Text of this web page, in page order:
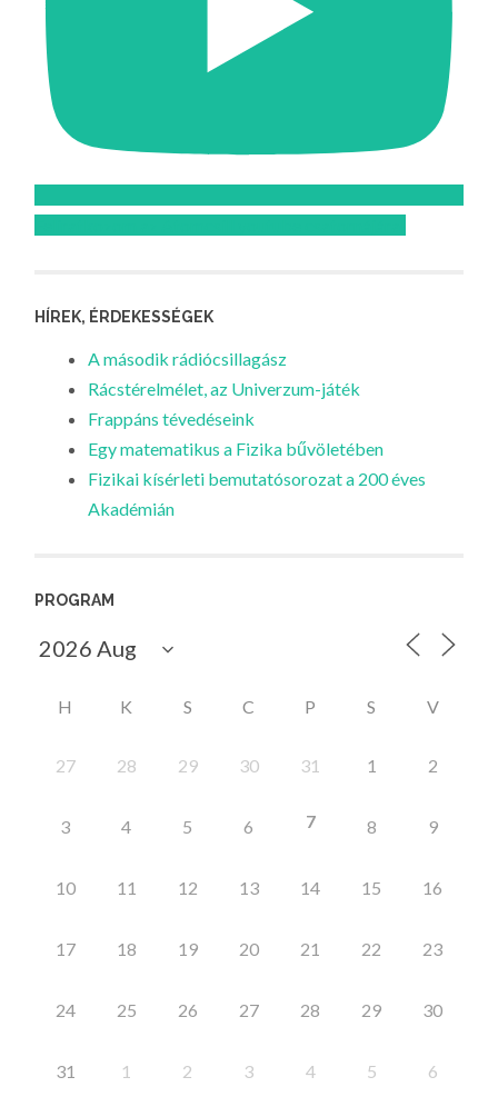
HÍREK, ÉRDEKESSÉGEK
A második rádiócsillagász
Rácstérelmélet, az Univerzum-játék
Frappáns tévedéseink
Egy matematikus a Fizika bűvöletében
Fizikai kísérleti bemutatósorozat a 200 éves
Akadémián
PROGRAM
H K S C P S V
27 28 29 30 31 1 2
3 4 5 6 7 8 9
10 11 12 13 14 15 16
17 18 19 20 21 22 23
24 25 26 27 28 29 30
31 1 2 3 4 5 6